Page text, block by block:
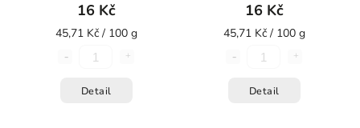
16 Kč
45,71 Kč / 100 g
Detail
16 Kč
45,71 Kč / 100 g
Detail